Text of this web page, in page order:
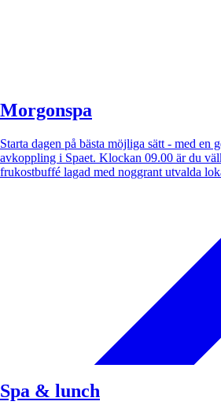
Morgonspa
Starta dagen på bästa möjliga sätt - med en
avkoppling i Spaet. Klockan 09.00 är du
frukostbuffé lagad med noggrant utvalda
Spa & lunch